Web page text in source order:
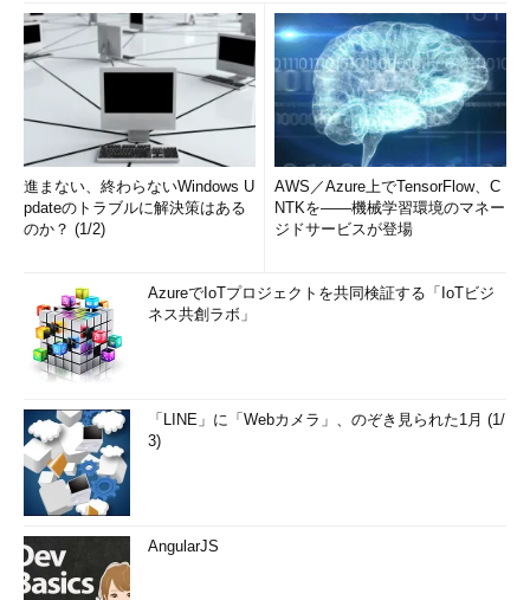
進まない、終わらないWindows U
pdateのトラブルに解決策はある
のか？ (1/2)
AWS／Azure上でTensorFlow、C
NTKを――機械学習環境のマネー
ジドサービスが登場
AzureでIoTプロジェクトを共同検証する「IoTビジ
ネス共創ラボ」
「LINE」に「Webカメラ」、のぞき見られた1月 (1/
3)
AngularJS